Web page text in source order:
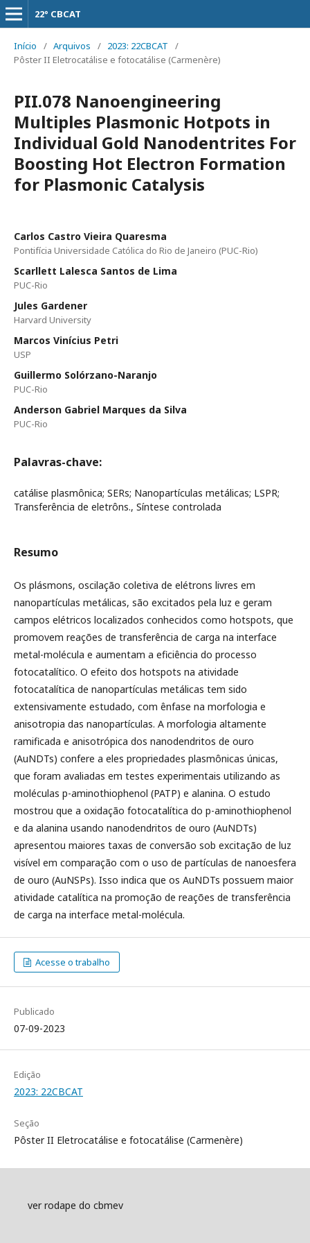
22° CBCAT
Início / Arquivos / 2023: 22CBCAT
/
Pôster II Eletrocatálise e fotocatálise (Carmenère)
PII.078 Nanoengineering
Multiples Plasmonic Hotpots in
Individual Gold Nanodentrites For
Boosting Hot Electron Formation
for Plasmonic Catalysis
Carlos Castro Vieira Quaresma
Pontifícia Universidade Católica do Rio de Janeiro (PUC-Rio)
Scarllett Lalesca Santos de Lima
PUC-Rio
Jules Gardener
Harvard University
Marcos Vinícius Petri
USP
Guillermo Solórzano-Naranjo
PUC-Rio
Anderson Gabriel Marques da Silva
PUC-Rio
Palavras-chave:
catálise plasmônica; SERs; Nanopartículas metálicas; LSPR;
Transferência de eletrôns., Síntese controlada
Resumo
Os plásmons, oscilação coletiva de elétrons livres em
nanopartículas metálicas, são excitados pela luz e geram
campos elétricos localizados conhecidos como hotspots, que
promovem reações de transferência de carga na interface
metal-molécula e aumentam a eficiência do processo
fotocatalítico. O efeito dos hotspots na atividade
fotocatalítica de nanopartículas metálicas tem sido
extensivamente estudado, com ênfase na morfologia e
anisotropia das nanopartículas. A morfologia altamente
ramificada e anisotrópica dos nanodendritos de ouro
(AuNDTs) confere a eles propriedades plasmônicas únicas,
que foram avaliadas em testes experimentais utilizando as
moléculas p-aminothiophenol (PATP) e alanina. O estudo
mostrou que a oxidação fotocatalítica do p-aminothiophenol
e da alanina usando nanodendritos de ouro (AuNDTs)
apresentou maiores taxas de conversão sob excitação de luz
visível em comparação com o uso de partículas de nanoesfera
de ouro (AuNSPs). Isso indica que os AuNDTs possuem maior
atividade catalítica na promoção de reações de transferência
de carga na interface metal-molécula.
Acesse o trabalho
Publicado
07-09-2023
Edição
2023: 22CBCAT
Seção
Pôster II Eletrocatálise e fotocatálise (Carmenère)
ver rodape do cbmev